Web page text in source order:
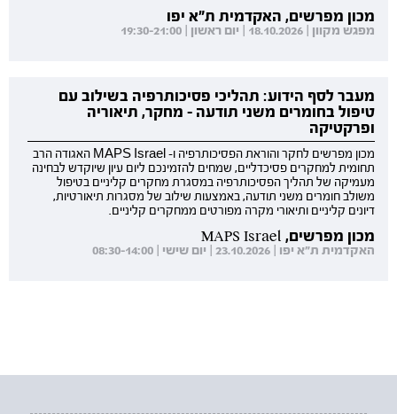
מכון מפרשים, האקדמית ת"א יפו
מפגש מקוון | 18.10.2026 | יום ראשון | 19:30-21:00
מעבר לסף הידוע: תהליכי פסיכותרפיה בשילוב עם
טיפול בחומרים משני תודעה - מחקר, תיאוריה
ופרקטיקה
מכון מפרשים לחקר והוראת הפסיכותרפיה ו- MAPS Israel האגודה הרב
תחומית למחקרים פסיכדליים, שמחים להזמינכם ליום עיון שיוקדש לבחינה
מעמיקה של תהליך הפסיכותרפיה במסגרת מחקרים קליניים בטיפול
משולב חומרים משני תודעה, באמצעות שילוב של מסגרות תיאורטיות,
דיונים קליניים ותיאורי מקרה מפורטים ממחקרים קליניים.
מכון מפרשים, MAPS Israel
האקדמית ת"א יפו | 23.10.2026 | יום שישי | 08:30-14:00